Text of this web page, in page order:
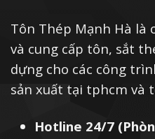
Tôn Thép Mạnh Hà là
và cung cấp tôn, sắt
dựng cho các công
sản xuất tại tphcm và
Hotline 24/7